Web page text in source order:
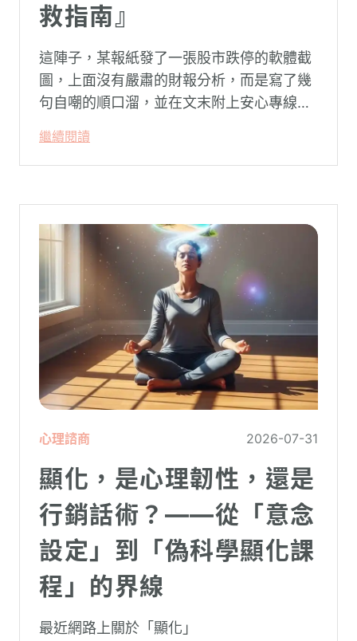
救指南』
這陣子，某報紙發了一張股市跌停的軟體截
圖，上面沒有嚴肅的財報分析，而是寫了幾
句自嘲的順口溜，並在文末附上安心專線與
被廣泛轉載。對許多投資人而言，螢幕上下
跌的數字背後，實質連結的是個人的財務壓
繼續閱讀
心理諮商 2026-07-31
顯化，是心理韌性，還是
行銷話術？——從「意念
設定」到「偽科學顯化課
程」的界線
最近網路上關於「顯化」